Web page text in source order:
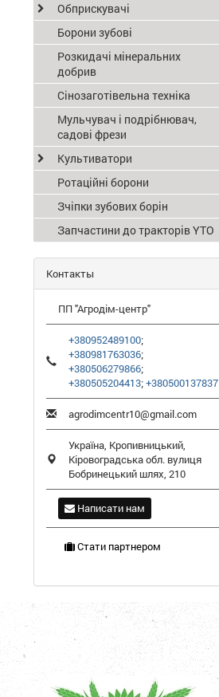
Обприскувачі
Борони зубові
Розкидачі мінеральних
добрив
Сінозаготівельна техніка
Мульчувач і подрібнювач,
садові фрези
Культиватори
Ротаційні борони
Зчіпки зубових борін
Запчастини до тракторів YTO
Контакты
ПП "Агродім-центр"
+380952489100;
+380981763036;
+380506279866;
+380505204413;+380500137837
agrodimcentr10@gmail.com
Україна, Кропивницький,
Кіровоградська обл. вулиця
Бобринецький шлях, 210
Написати нам
Стати партнером